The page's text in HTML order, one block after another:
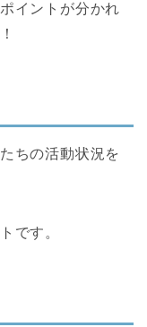
イントが分かれ
ちの活動状況を
です。